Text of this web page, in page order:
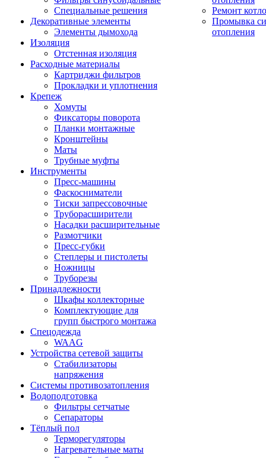
Специальные решения
Декоративные элементы
Элементы дымохода
Изоляция
Отстенная изоляция
Расходные материалы
Картриджи фильтров
Прокладки и уплотнения
Крепеж
Хомуты
Фиксаторы поворота
Планки монтажные
Кронштейны
Маты
Трубные муфты
Инструменты
Пресс-машины
Фаскосниматели
Тиски запрессовочные
Труборасширители
Насадки расширительные
Размотчики
Пресс-губки
Степлеры и пистолеты
Ножницы
Труборезы
Принадлежности
Шкафы коллекторные
Комплектующие для
групп быстрого монтажа
Спецодежда
WAAG
Устройства сетевой защиты
Стабилизаторы
напряжения
Системы противозатопления
Водоподготовка
Фильтры сетчатые
Сепараторы
Тёплый пол
Терморегуляторы
Нагревательные маты
Ремонт
Промывка
отопления